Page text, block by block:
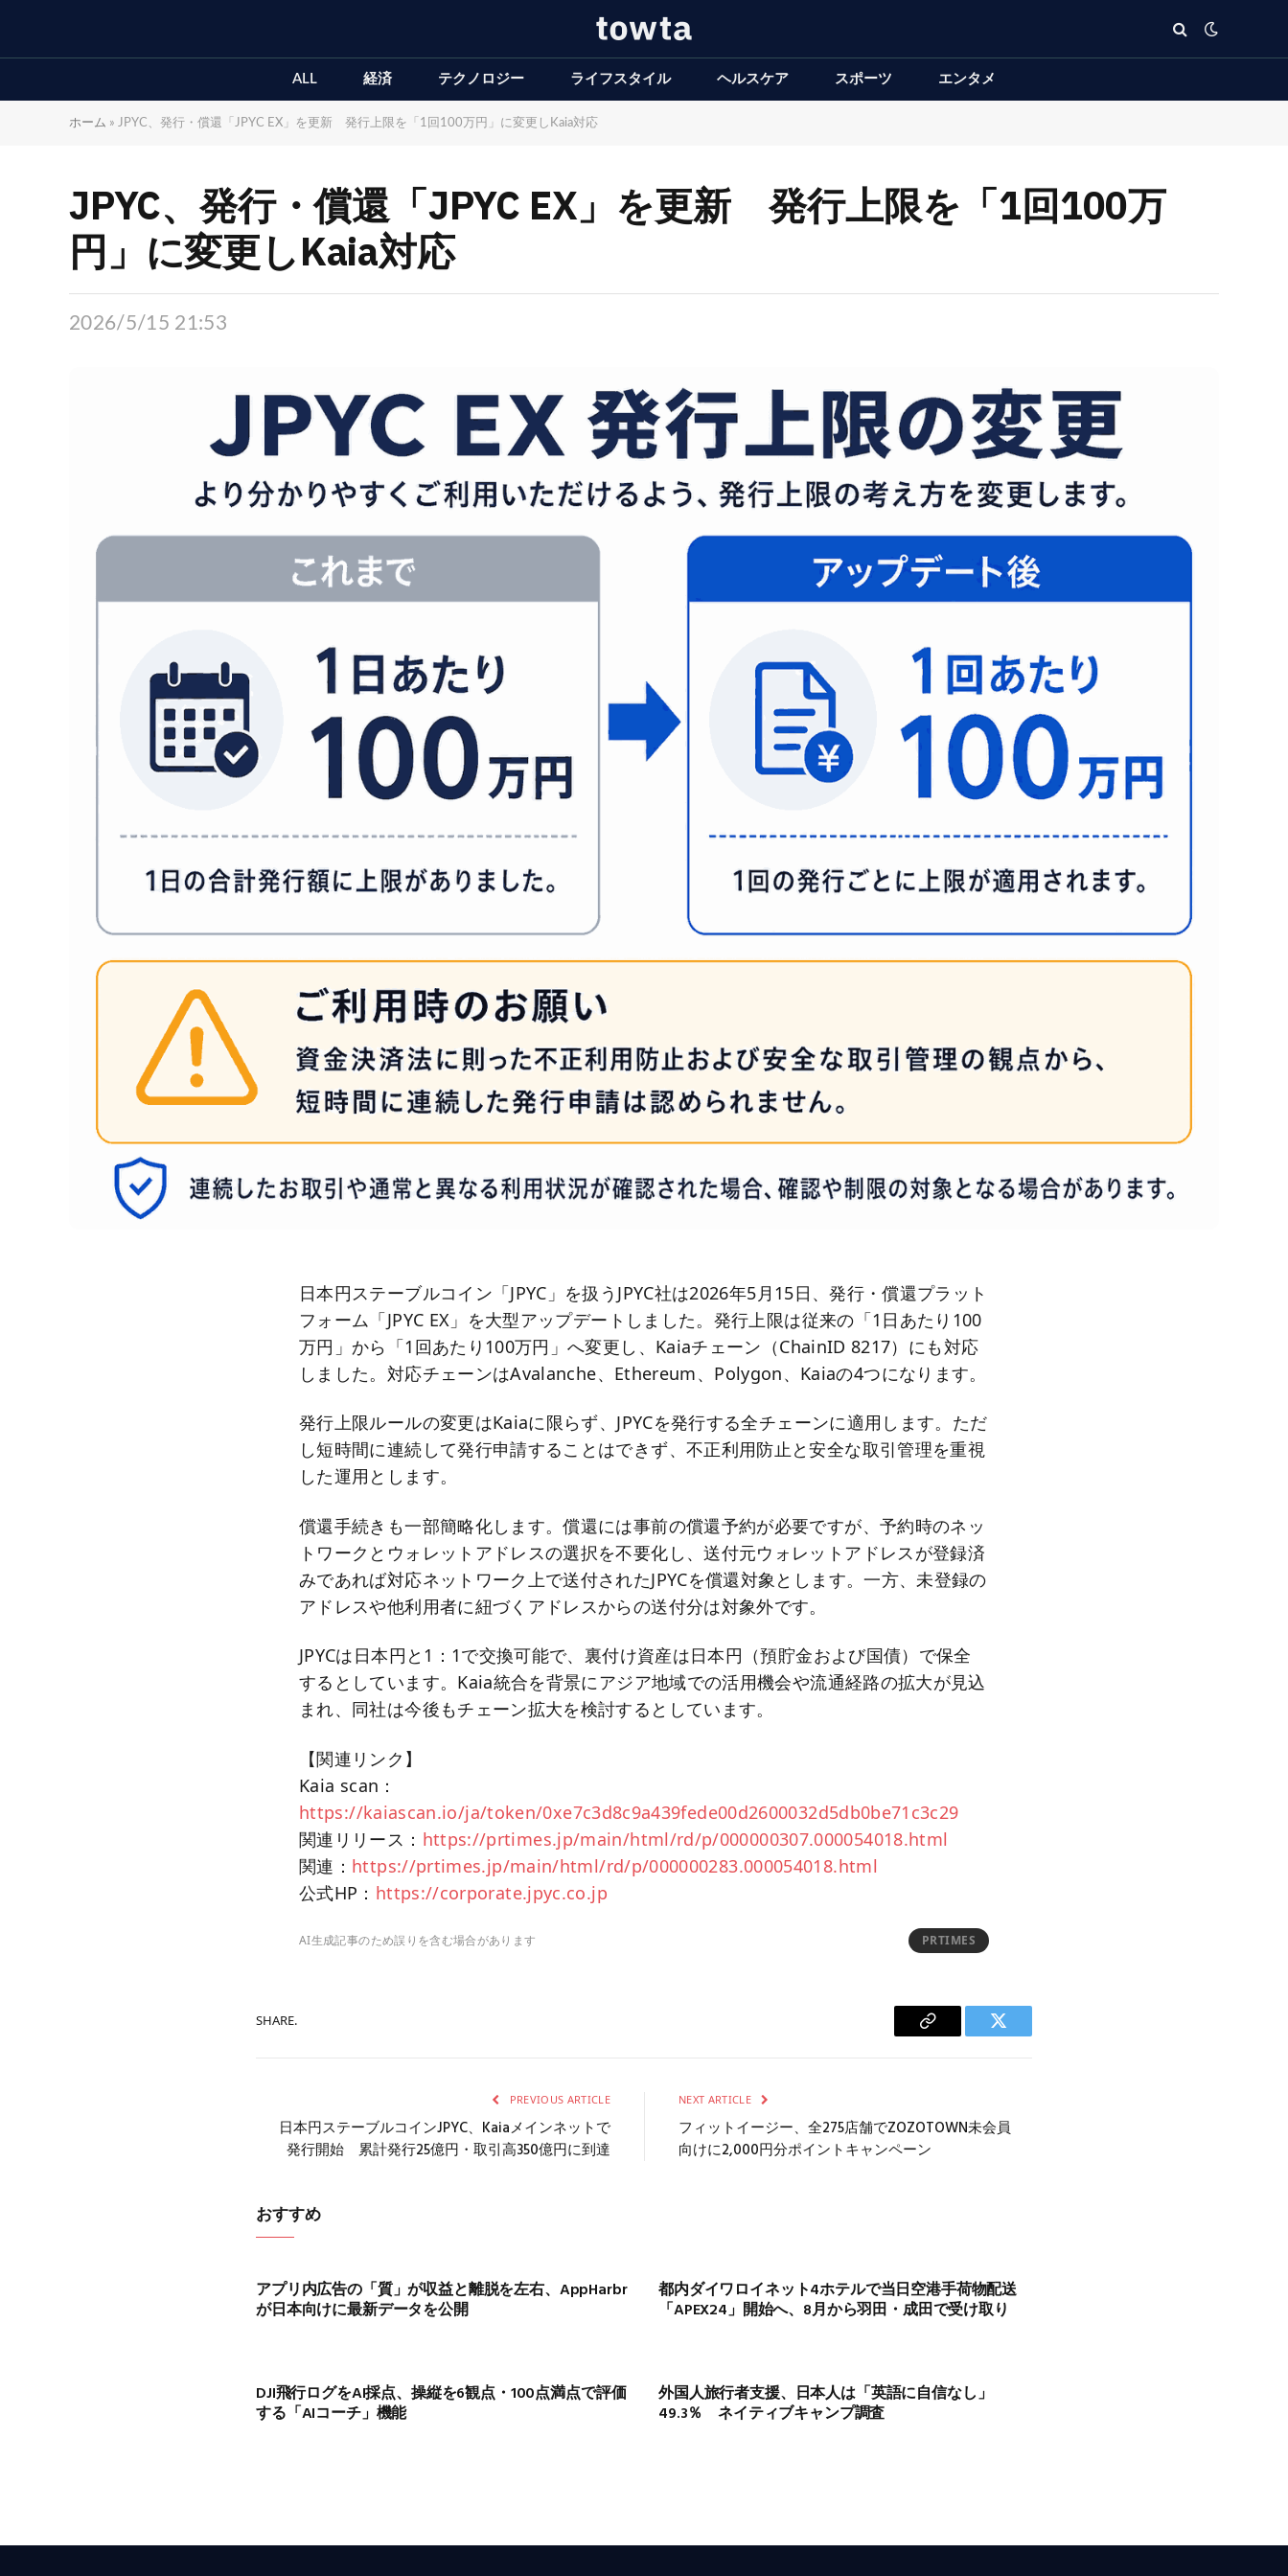
ALL 経済 テクノロジー ライフスタイル ヘルスケア スポーツ エンタメ
ホーム » JPYC、発行・償還「JPYC EX」を更新 発行上限を「1回100万円」に変更しKaia対応
JPYC、発行・償還「JPYC EX」を更新 発行上限を「1回100万
円」に変更しKaia対応
2026/5/15 21:53
日本円ステーブルコイン「JPYC」を扱うJPYC社は2026年5月15日、発行・償還プラット
フォーム「JPYC EX」を大型アップデートしました。発行上限は従来の「1日あたり100
万円」から「1回あたり100万円」へ変更し、Kaiaチェーン（ChainID 8217）にも対応
しました。対応チェーンはAvalanche、Ethereum、Polygon、Kaiaの4つになります。
発行上限ルールの変更はKaiaに限らず、JPYCを発行する全チェーンに適用します。ただ
し短時間に連続して発行申請することはできず、不正利用防止と安全な取引管理を重視
した運用とします。
償還手続きも一部簡略化します。償還には事前の償還予約が必要ですが、予約時のネッ
トワークとウォレットアドレスの選択を不要化し、送付元ウォレットアドレスが登録済
みであれば対応ネットワーク上で送付されたJPYCを償還対象とします。一方、未登録の
アドレスや他利用者に紐づくアドレスからの送付分は対象外です。
JPYCは日本円と1：1で交換可能で、裏付け資産は日本円（預貯金および国債）で保全
するとしています。Kaia統合を背景にアジア地域での活用機会や流通経路の拡大が見込
まれ、同社は今後もチェーン拡大を検討するとしています。
【関連リンク】
Kaia scan：
https://kaiascan.io/ja/token/0xe7c3d8c9a439fede00d2600032d5db0be71c3c29
関連リリース： https://prtimes.jp/main/html/rd/p/000000307.000054018.html
関連： https://prtimes.jp/main/html/rd/p/000000283.000054018.html
公式HP： https://corporate.jpyc.co.jp
AI生成記事のため誤りを含む場合があります PRTIMES
SHARE.
Copy
Twitter
PREVIOUS ARTICLE
日本円ステーブルコインJPYC、Kaiaメインネットで
発行開始 累計発行25億円・取引高350億円に到達
NEXT ARTICLE
フィットイージー、全275店舗でZOZOTOWN未会員
向けに2,000円分ポイントキャンペーン
おすすめ
アプリ内広告の「質」が収益と離脱を左右、AppHarbr
が日本向けに最新データを公開
都内ダイワロイネット4ホテルで当日空港手荷物配送
「APEX24」開始へ、8月から羽田・成田で受け取り
DJI飛行ログをAI採点、操縦を6観点・100点満点で評価
する「AIコーチ」機能
外国人旅行者支援、日本人は「英語に自信なし」
49.3％ ネイティブキャンプ調査